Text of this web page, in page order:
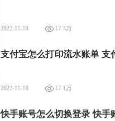
2022-11-10 17.3万
支付宝怎么打印流水账单 支
2022-11-10 17.1万
快手账号怎么切换登录 快手